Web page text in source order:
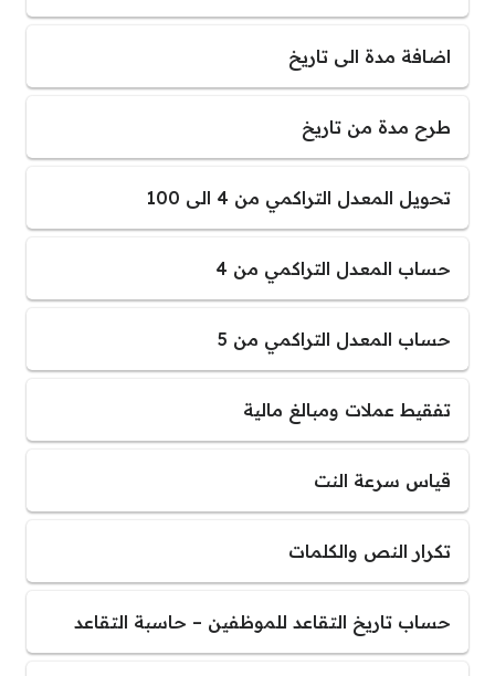
اضافة مدة الى تاريخ
طرح مدة من تاريخ
تحويل المعدل التراكمي من 4 الى 100
حساب المعدل التراكمي من 4
حساب المعدل التراكمي من 5
تفقيط عملات ومبالغ مالية
قياس سرعة النت
تكرار النص والكلمات
حساب تاريخ التقاعد للموظفين – حاسبة التقاعد